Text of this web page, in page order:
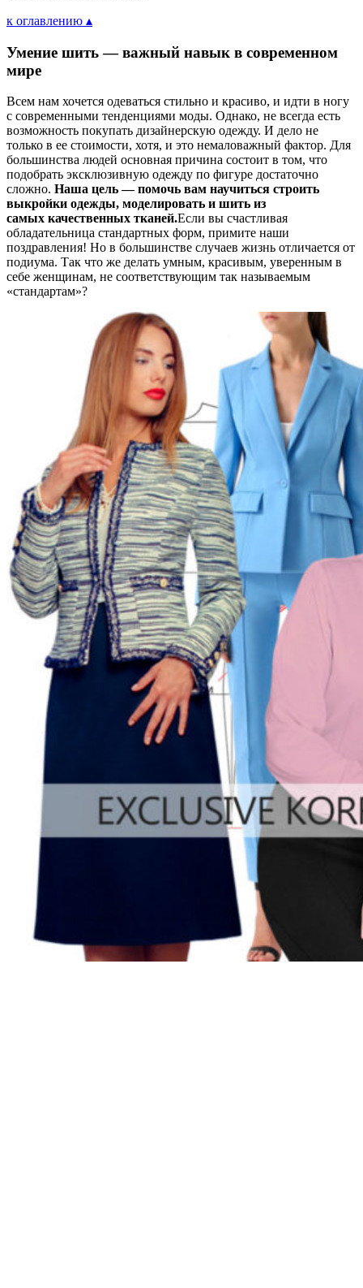
к оглавлению ▴
Умение шить — важный навык в современном
мире
Всем нам хочется одеваться стильно и красиво, и идти в ногу
с современными тенденциями моды. Однако, не всегда есть
возможность покупать дизайнерскую одежду. И дело не
только в ее стоимости, хотя, и это немаловажный фактор. Для
большинства людей основная причина состоит в том, что
подобрать эксклюзивную одежду по фигуре достаточно
сложно. Наша цель — помочь вам научиться строить
выкройки одежды, моделировать и шить из
самых качественных тканей.Если вы счастливая
обладательница стандартных форм, примите наши
поздравления! Но в большинстве случаев жизнь отличается от
подиума. Так что же делать умным, красивым, уверенным в
себе женщинам, не соответствующим так называемым
«стандартам»?